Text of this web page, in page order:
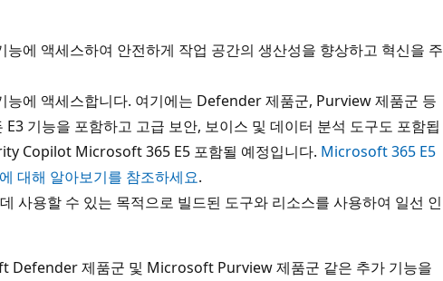
에 액세스하여 안전하게 작업 공간의 생산성을 향상하고 혁신을 주
에 액세스합니다. 여기에는 Defender 제품군, Purview 제품군 등
기능을 포함하고 고급 보안, 보이스 및 데이터 분석 도구도 포함됩
Copilot Microsoft 365 E5 포함될 예정입니다. Microsoft 365 E5
대해 알아보기를 참조하세요.
사용할 수 있는 목적으로 빌드된 도구와 리소스를 사용하여 일선 인
Defender 제품군 및 Microsoft Purview 제품군 같은 추가 기능을